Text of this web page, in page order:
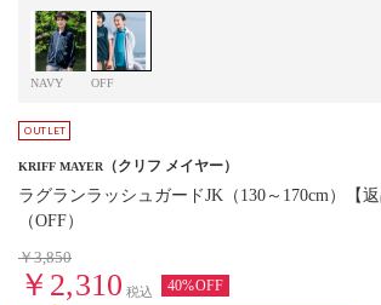
NAVY OFF
KRIFF MAYER （クリフ メイヤー）
ラグランラッシュガードJK（130～170cm）【返
（OFF）
￥3,850
￥2,310 税込 40%OFF